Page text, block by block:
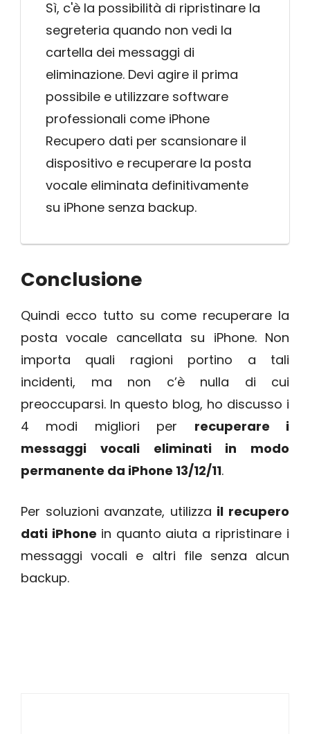
Sì, c'è la possibilità di ripristinare la
segreteria quando non vedi la
cartella dei messaggi di
eliminazione. Devi agire il prima
possibile e utilizzare software
professionali come iPhone
Recupero dati per scansionare il
dispositivo e recuperare la posta
vocale eliminata definitivamente
su iPhone senza backup.
Conclusione
Quindi ecco tutto su come recuperare la
posta vocale cancellata su iPhone. Non
importa quali ragioni portino a tali
incidenti, ma non c’è nulla di cui
preoccuparsi. In questo blog, ho discusso i
4 modi migliori per recuperare i
messaggi vocali eliminati in modo
permanente da iPhone 13/12/11.
Per soluzioni avanzate, utilizza il recupero
dati iPhone in quanto aiuta a ripristinare i
messaggi vocali e altri file senza alcun
backup.